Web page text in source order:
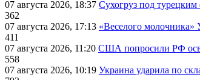
07 августа 2026, 18:37 Сухогруз под
362
07 августа 2026, 17:13 «Веселого молочника»
411
07 августа 2026, 11:20 США попросили РФ
558
07 августа 2026, 10:19 Украина ударила по